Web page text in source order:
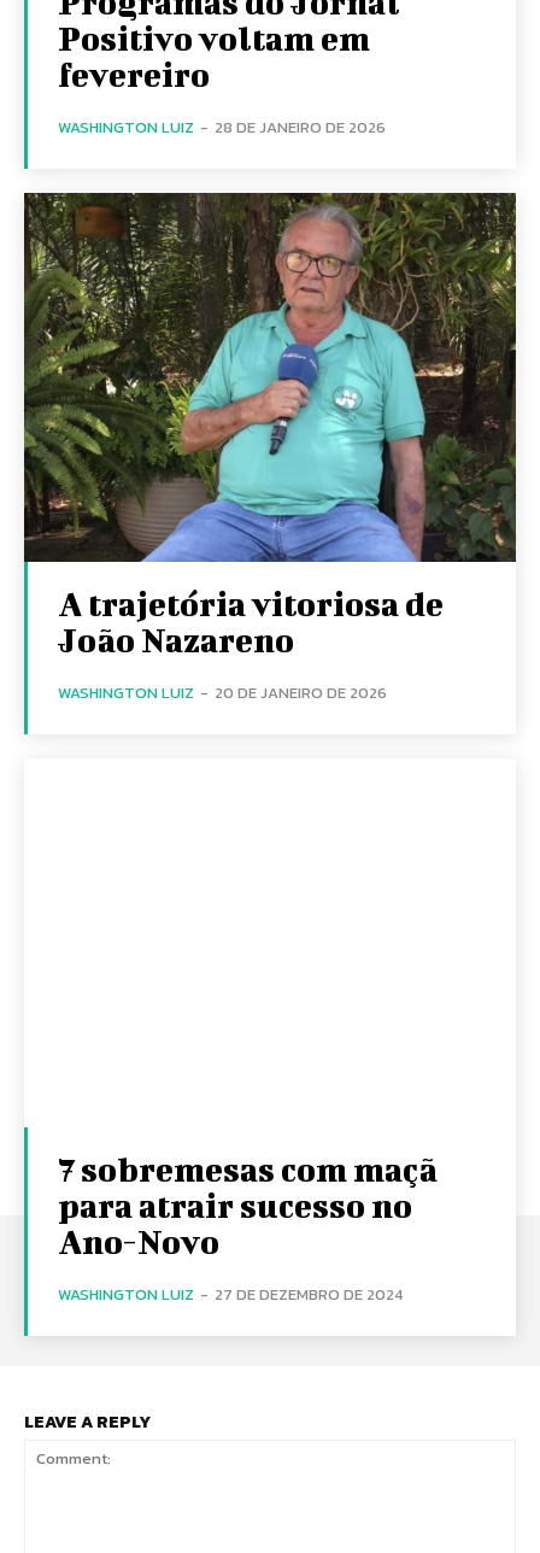
Positivo voltam em
fevereiro
WASHINGTON LUIZ - 28 DE JANEIRO DE 2026
A trajetória vitoriosa de
João Nazareno
WASHINGTON LUIZ - 20 DE JANEIRO DE 2026
7 sobremesas com maçã
para atrair sucesso no
Ano-Novo
WASHINGTON LUIZ - 27 DE DEZEMBRO DE 2024
LEAVE A REPLY